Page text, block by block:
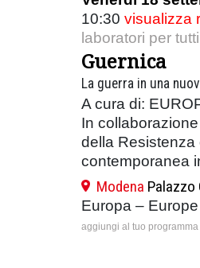
10:30 visualizza
laboratori per tutti
Guernica
La guerra in una
A cura di:
In
della Resistenza
contemporanea
Modena Palazzo
Europa –
aggiungi al tuo programma